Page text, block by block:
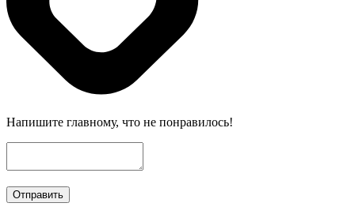
Напишите главному, что не понравилось!